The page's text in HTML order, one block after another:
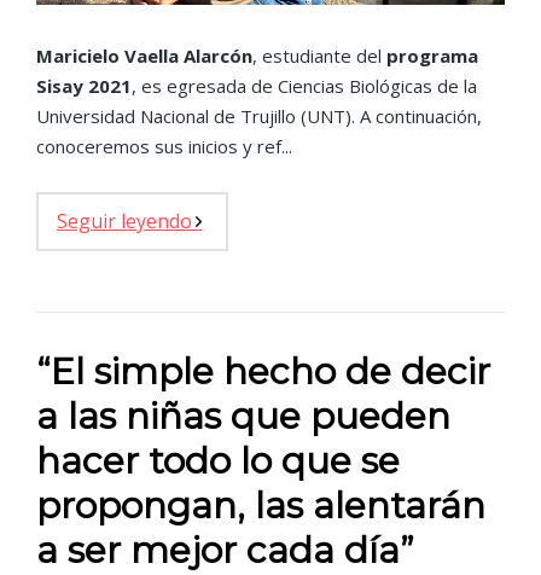
Maricielo Vaella Alarcón, estudiante del programa
Sisay 2021, es egresada de Ciencias Biológicas de la
Universidad Nacional de Trujillo (UNT). A continuación,
conoceremos sus inicios y ref...
Seguir leyendo
“El simple hecho de decir
a las niñas que pueden
hacer todo lo que se
propongan, las alentarán
a ser mejor cada día”